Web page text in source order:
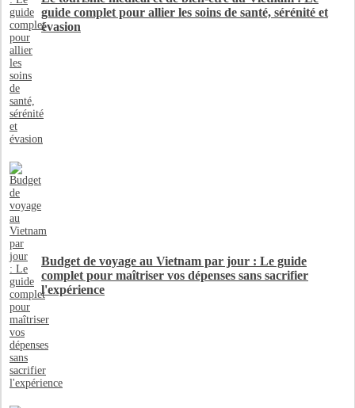
guide complet pour allier les soins de santé, sérénité et
évasion
Budget de voyage au Vietnam par jour : Le guide
complet pour maîtriser vos dépenses sans sacrifier
l'expérience